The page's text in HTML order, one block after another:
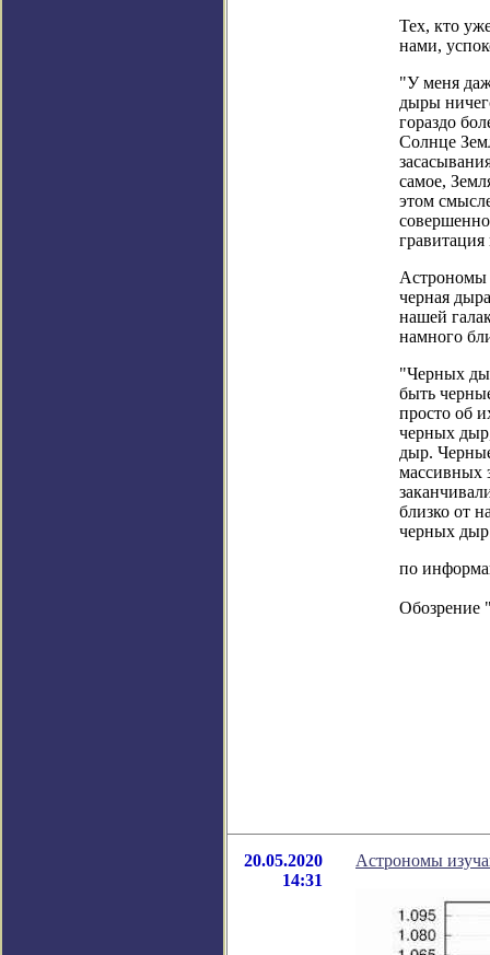
Тех, кто
нами,
"У меня
дыры
гораздо
Солнце
самое,
этом
гравитация
Астрономы
черная
нашей
намного
"Черных
быть
просто об
черных
дыр.
массивных
близко от
черных
по
Обозрение
20.05.2020
14:31
Астрономы